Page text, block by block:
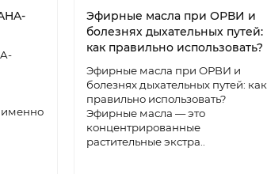
именно
Эфирные масла при ОРВИ и
болезнях дыхательных путей:
как правильно использовать?
Эфирные масла при ОРВИ и
болезнях дыхательных путей: как
правильно использовать?
Эфирные масла — это
концентрированные
растительные экстра..